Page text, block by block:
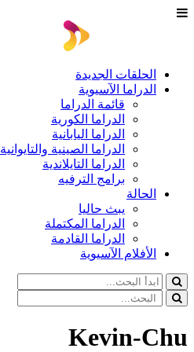
الحلقات الجديدة
الدراما الآسيوية
قائمة الدراما
الدراما الكورية
الدراما اليابانية
الدراما الصينية والتايوانية
الدراما التايلاندية
برامج الترفيه
الحالة
يبث حاليا
الدراما المكتملة
الدراما القادمة
الأفلام الآسيوية
Kevin-Chu